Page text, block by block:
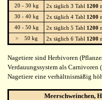
20 - 30 kg
2x täglich 3 Tabl 1200
30 - 40 kg
2x täglich 4 Tabl 1200
40 - 50 kg
2x täglich 5 Tabl 1200
> 50 kg
2x täglich 6 Tabl 1200
Nagetiere sind Herbivoren
Verdauungssystem als Carnivoren
Nagetiere eine verhältnismäßig
Meerschweinchen,